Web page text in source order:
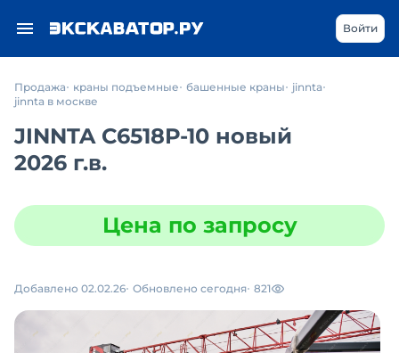
Войти
Продажа краны подъемные башенные краны
jinnta
jinnta в москве
JINNTA С6518Р-10 новый
2026 г.в.
Цена по запросу
Добавлено 02.02.26 Обновлено сегодня 821